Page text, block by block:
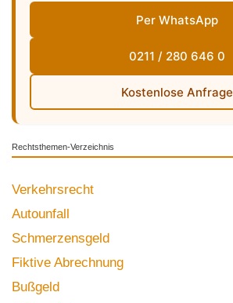
Per WhatsApp
0211 / 280 646 0
Kostenlose Anfrage
Rechtsthemen-Verzeichnis
Verkehrsrecht
Autounfall
Schmerzensgeld
Fiktive Abrechnung
Bußgeld